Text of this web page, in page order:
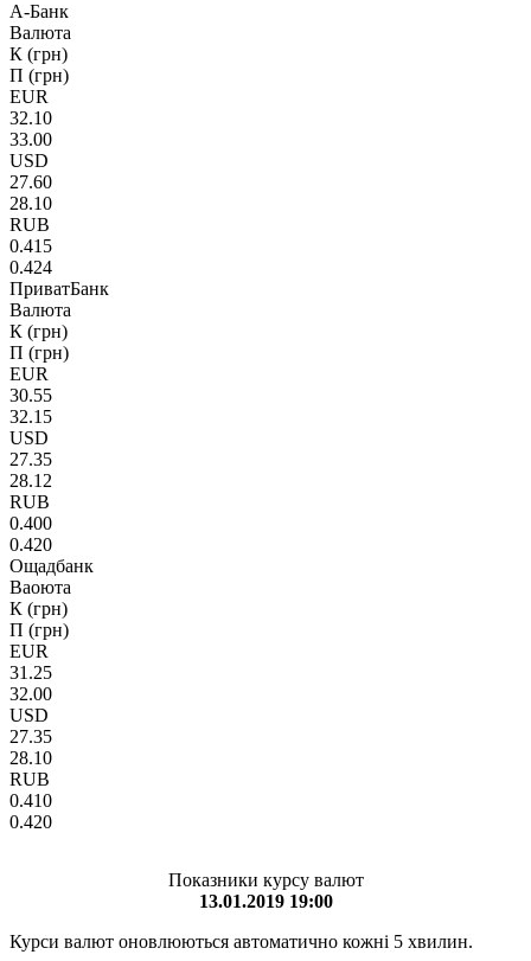
А-Банк
Валюта
К (грн)
П (грн)
EUR
32.10
33.00
USD
27.60
28.10
RUB
0.415
0.424
ПриватБанк
Валюта
К (грн)
П (грн)
EUR
30.55
32.15
USD
27.35
28.12
RUB
0.400
0.420
Ощадбанк
Ваоюта
К (грн)
П (грн)
EUR
31.25
32.00
USD
27.35
28.10
RUB
0.410
0.420
Показники курсу валют
13.01.2019 19:00
Курси валют оновлюються автоматично кожні 5 хвилин.